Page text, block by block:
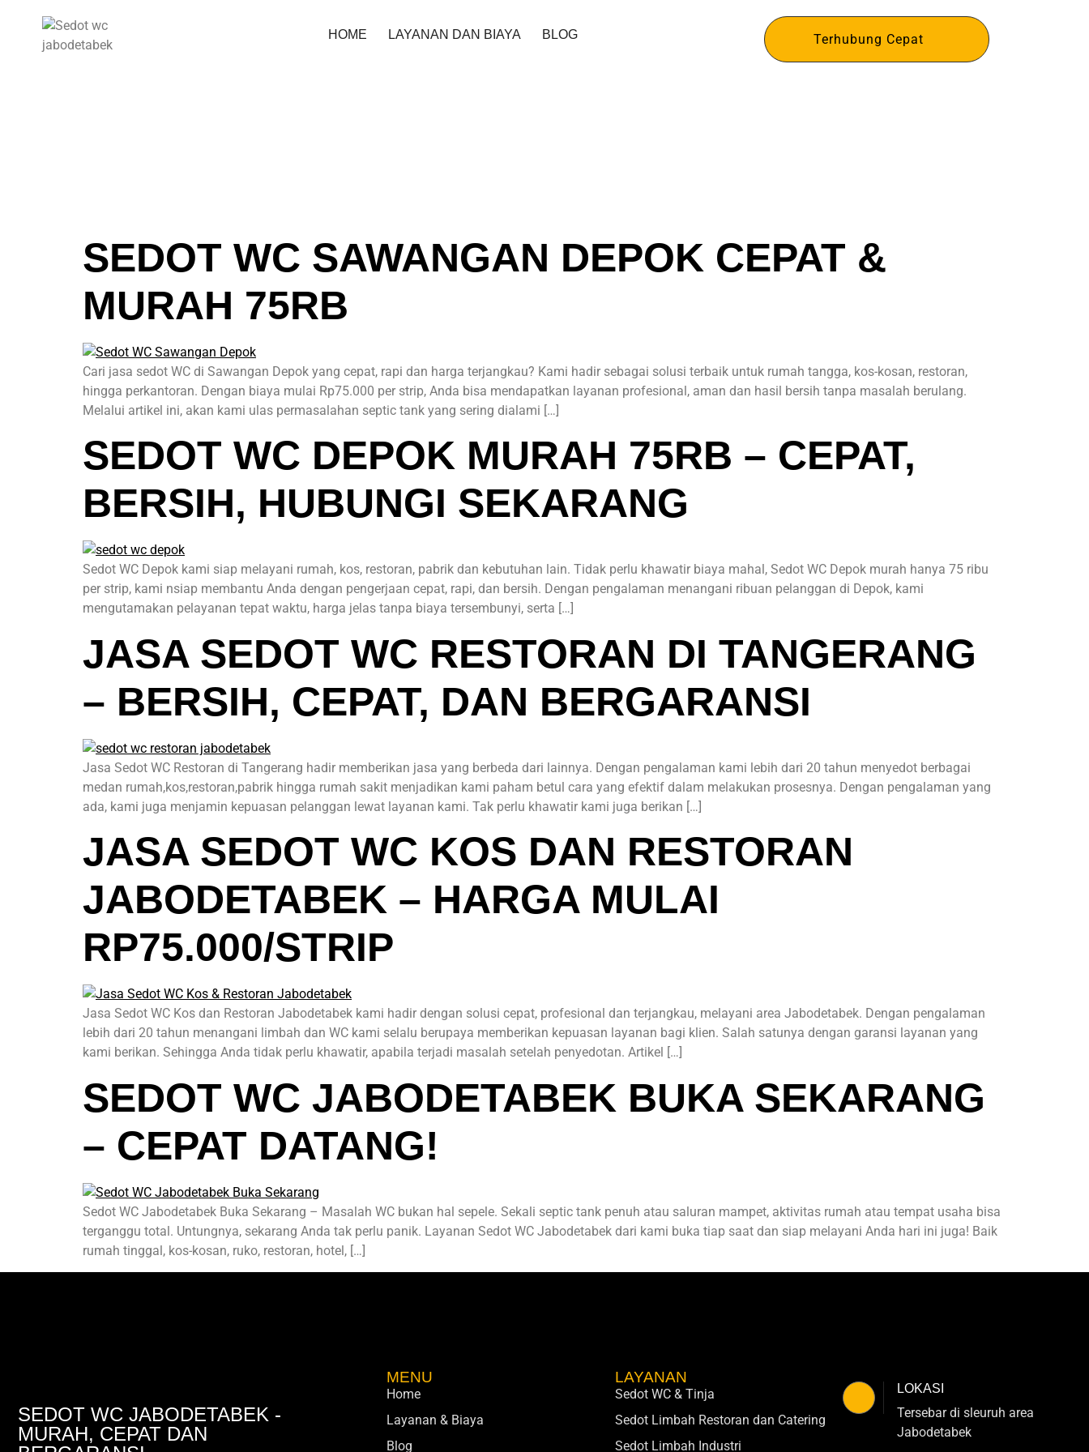
HOME LAYANAN DAN BIAYA BLOG Terhubung Cepat
TAG:
SEDOT WC
SEDOT WC SAWANGAN DEPOK CEPAT &
MURAH 75RB
Cari jasa sedot WC di Sawangan Depok yang cepat, rapi dan harga terjangkau? Kami hadir sebagai solusi terbaik untuk rumah tangga, kos-kosan, restoran,
hingga perkantoran. Dengan biaya mulai Rp75.000 per strip, Anda bisa mendapatkan layanan profesional, aman dan hasil bersih tanpa masalah berulang.
Melalui artikel ini, akan kami ulas permasalahan septic tank yang sering dialami […]
SEDOT WC DEPOK MURAH 75RB – CEPAT,
BERSIH, HUBUNGI SEKARANG
Sedot WC Depok kami siap melayani rumah, kos, restoran, pabrik dan kebutuhan lain. Tidak perlu khawatir biaya mahal, Sedot WC Depok murah hanya 75 ribu
per strip, kami nsiap membantu Anda dengan pengerjaan cepat, rapi, dan bersih. Dengan pengalaman menangani ribuan pelanggan di Depok, kami
mengutamakan pelayanan tepat waktu, harga jelas tanpa biaya tersembunyi, serta […]
JASA SEDOT WC RESTORAN DI TANGERANG
– BERSIH, CEPAT, DAN BERGARANSI
Jasa Sedot WC Restoran di Tangerang hadir memberikan jasa yang berbeda dari lainnya. Dengan pengalaman kami lebih dari 20 tahun menyedot berbagai
medan rumah,kos,restoran,pabrik hingga rumah sakit menjadikan kami paham betul cara yang efektif dalam melakukan prosesnya. Dengan pengalaman yang
ada, kami juga menjamin kepuasan pelanggan lewat layanan kami. Tak perlu khawatir kami juga berikan […]
JASA SEDOT WC KOS DAN RESTORAN
JABODETABEK – HARGA MULAI
RP75.000/STRIP
Jasa Sedot WC Kos dan Restoran Jabodetabek kami hadir dengan solusi cepat, profesional dan terjangkau, melayani area Jabodetabek. Dengan pengalaman
lebih dari 20 tahun menangani limbah dan WC kami selalu berupaya memberikan kepuasan layanan bagi klien. Salah satunya dengan garansi layanan yang
kami berikan. Sehingga Anda tidak perlu khawatir, apabila terjadi masalah setelah penyedotan. Artikel […]
SEDOT WC JABODETABEK BUKA SEKARANG
– CEPAT DATANG!
Sedot WC Jabodetabek Buka Sekarang – Masalah WC bukan hal sepele. Sekali septic tank penuh atau saluran mampet, aktivitas rumah atau tempat usaha bisa
terganggu total. Untungnya, sekarang Anda tak perlu panik. Layanan Sedot WC Jabodetabek dari kami buka tiap saat dan siap melayani Anda hari ini juga! Baik
rumah tinggal, kos-kosan, ruko, restoran, hotel, […]
SEDOT WC JABODETABEK -
MURAH, CEPAT DAN
MENU
Home
Layanan & Biaya
Blog
LAYANAN
Sedot WC & Tinja
Sedot Limbah Restoran dan Catering
Sedot Limbah Industri
LOKASI
Tersebar di sleuruh area
Jabodetabek